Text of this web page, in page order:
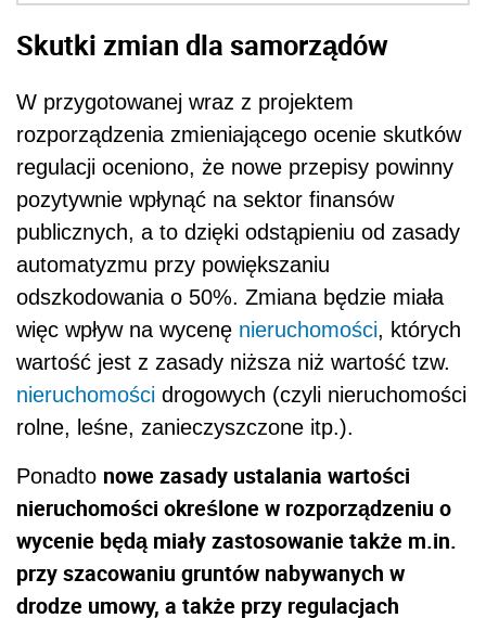
Skutki zmian dla samorządów
W przygotowanej wraz z projektem
rozporządzenia zmieniającego ocenie skutków
regulacji oceniono, że nowe przepisy powinny
pozytywnie wpłynąć na sektor finansów
publicznych, a to dzięki odstąpieniu od zasady
automatyzmu przy powiększaniu
odszkodowania o 50%. Zmiana będzie miała
więc wpływ na wycenę nieruchomości, których
wartość jest z zasady niższa niż wartość tzw.
nieruchomości drogowych (czyli nieruchomości
rolne, leśne, zanieczyszczone itp.).
Ponadto nowe zasady ustalania wartości
nieruchomości określone w rozporządzeniu o
wycenie będą miały zastosowanie także m.in.
przy szacowaniu gruntów nabywanych w
drodze umowy, a także przy regulacjach